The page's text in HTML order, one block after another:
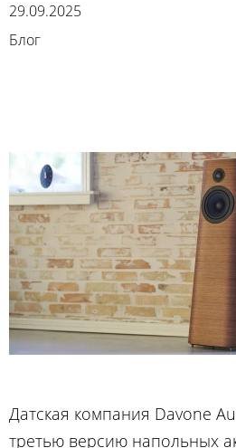
29.09.2025
Блог
Датская компания Davone
третью версию напольных